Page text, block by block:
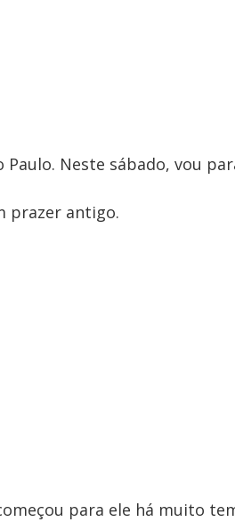
Neste sábado, vou
prazer antigo.
para ele há muito